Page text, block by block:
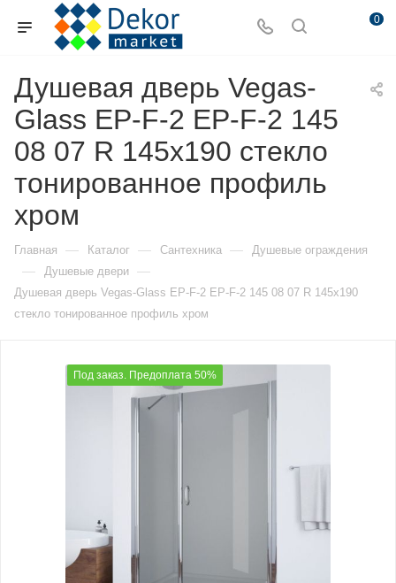
0
Душевая дверь Vegas-
Glass EP-F-2 EP-F-2 145
08 07 R 145х190 стекло
тонированное профиль
хром
Главная — Каталог — Сантехника — Душевые ограждения
— Душевые двери —
Душевая дверь Vegas-Glass EP-F-2 EP-F-2 145 08 07 R 145х190
стекло тонированное профиль хром
Под заказ. Предоплата 50%